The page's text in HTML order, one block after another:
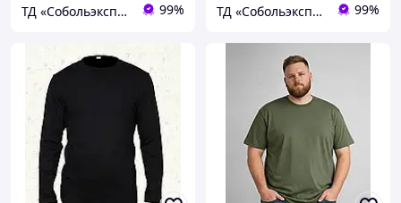
ТД «Собольэкспресс» 99% ТД «Собольэкспресс» 99%